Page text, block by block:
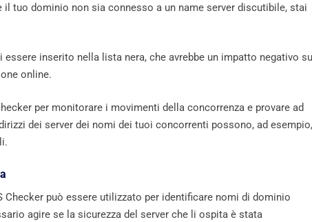
tuo dominio non sia connesso a un name server discutibile, stai
inserito nella lista nera, che avrebbe un impatto negativo sul
online.
per monitorare i movimenti della concorrenza e provare ad
dei server dei nomi dei tuoi concorrenti possono, ad esempio,
può essere utilizzato per identificare nomi di dominio
agire se la sicurezza del server che li ospita è stata